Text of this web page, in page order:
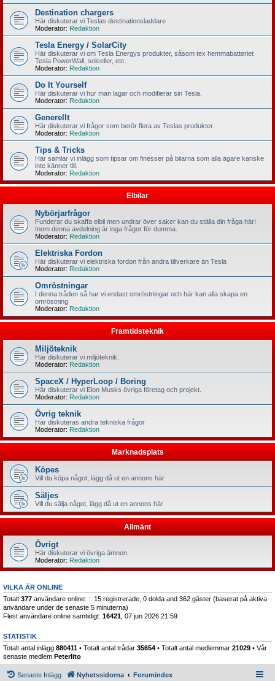
Destination chargers
Här diskuterar vi Teslas destinationsladdare
Moderator: Redaktion
Tesla Energy / SolarCity
Här diskuterar vi om Tesla Energys produkter, såsom tex hemmabatteriet
Tesla PowerWall, solceller, etc.
Moderator: Redaktion
Do It Yourself
Här diskuterar vi hur man lagar och modifierar sin Tesla.
Moderator: Redaktion
Generellt
Här diskuterar vi frågor som berör flera av Teslas produkter.
Moderator: Redaktion
Tips & Tricks
Här samlar vi inlägg som tipsar om finesser på bilarna som alla ägare kanske
inte känner till.
Moderator: Redaktion
Elbilar
Nybörjarfrågor
Funderar du skaffa elbil men undrar över saker kan du ställa din fråga här!
Inom denna avdelning är inga frågor för dumma.
Moderator: Redaktion
Elektriska Fordon
Här diskuterar vi elektriska fordon från andra tillverkare än Tesla
Moderator: Redaktion
Omröstningar
I denna tråden så har vi endast omröstningar och här kan alla skapa en
omröstning
Moderator: Redaktion
Framtidsteknik
Miljöteknik
Här diskuterar vi miljöteknik.
Moderator: Redaktion
SpaceX / HyperLoop / Boring
Här diskuterar vi Elon Musks övriga företag och projekt.
Moderator: Redaktion
Övrig teknik
Här diskuteras andra tekniska frågor
Moderator: Redaktion
Marknadsplats
Köpes
Vill du köpa något, lägg då ut en annons här
Säljes
Vill du sälja något, lägg då ut en annons här
Allmänt
Övrigt
Här diskuterar vi övriga ämnen.
Moderator: Redaktion
VILKA ÄR ONLINE
Totalt 377 användare online: :: 15 registrerade, 0 dolda and 362 gäster (baserat på aktiva
användare under de senaste 5 minuterna)
Flest användare online samtidigt: 16421 , 07 jun 2026 21:59
STATISTIK
Totalt antal inlägg 880411 • Totalt antal trådar 35654 • Totalt antal medlemmar 21029 • Vår
senaste medlem Peterlito
Senaste Inlägg Nyhetssidorna Forumindex